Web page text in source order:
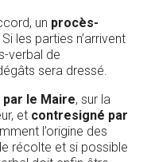
un procès-
les parties n’arrivent
verbal de
sera dressé.
le Maire, sur la
et contresigné par
l’origine des
récolte et si possible